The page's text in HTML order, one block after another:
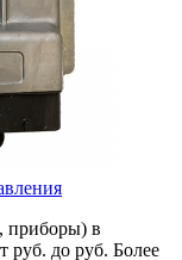
приборы) в
руб. до руб. Более